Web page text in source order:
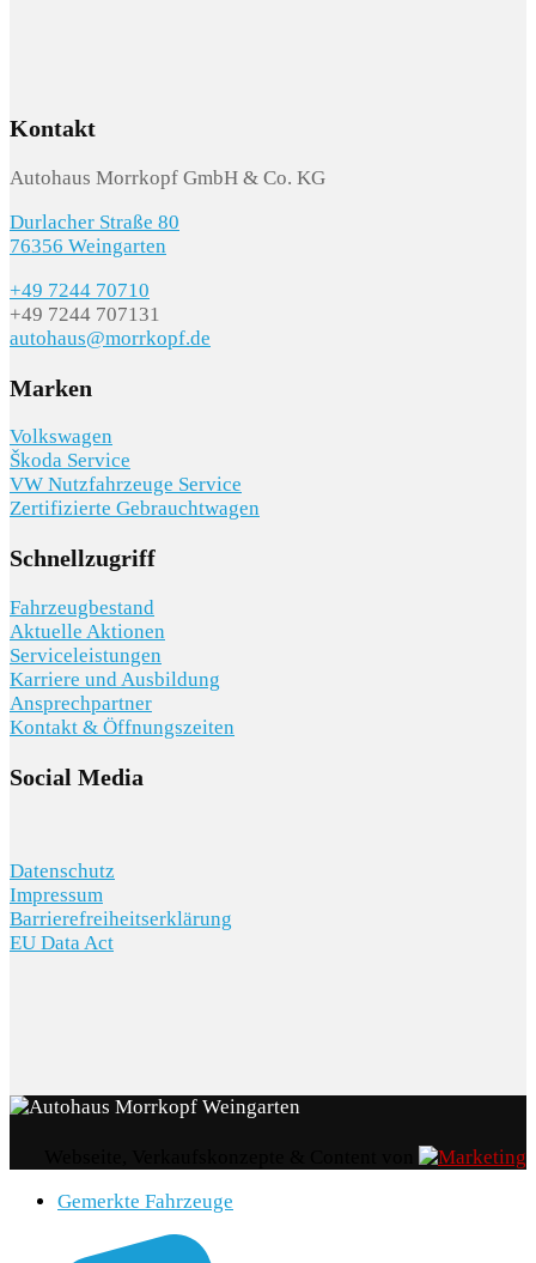
Kontakt
Autohaus Morrkopf GmbH & Co. KG
Durlacher Straße 80
76356 Weingarten
+49 7244 70710
+49 7244 707131
autohaus@morrkopf.de
Marken
Volkswagen
Škoda Service
VW Nutzfahrzeuge Service
Zertifizierte Gebrauchtwagen
Schnellzugriff
Fahrzeugbestand
Aktuelle Aktionen
Serviceleistungen
Karriere und Ausbildung
Ansprechpartner
Kontakt & Öffnungszeiten
Social Media
Datenschutz
Impressum
Barrierefreiheitserklärung
EU Data Act
Gemerkte Fahrzeuge